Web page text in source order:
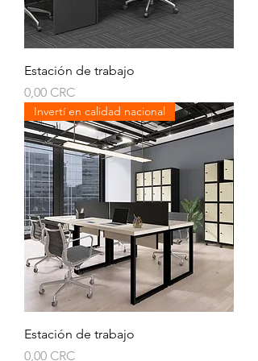
Estación de trabajo
Prezzo
0,00 CRC
Invertí en calidad nacional
Estación de trabajo
Prezzo
0,00 CRC